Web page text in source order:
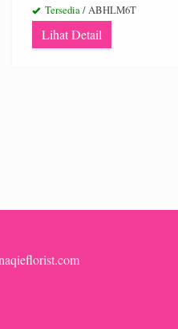
Tersedia / ABHLM6T
Lihat Detail